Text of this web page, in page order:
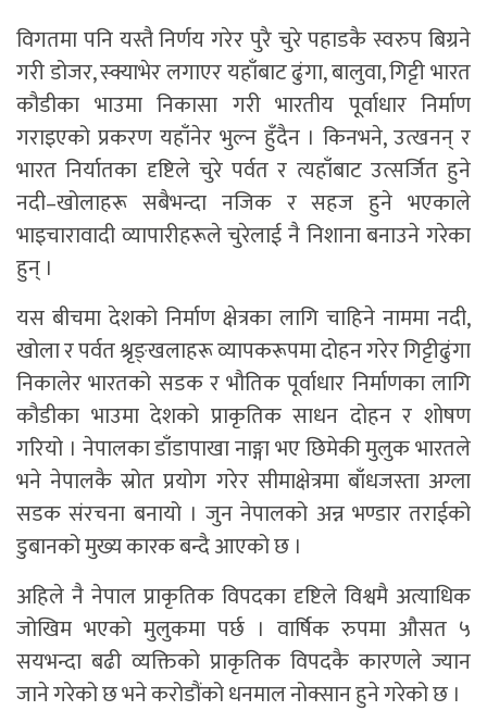
विगतमा पनि यस्तै निर्णय गरेर पुरै चुरे पहाडकै स्वरुप बिग्रने
गरी डोजर, स्क्याभेर लगाएर यहाँबाट ढुंगा, बालुवा, गिट्टी भारत
कौडीका भाउमा निकासा गरी भारतीय पूर्वाधार निर्माण
गराइएको प्रकरण यहाँनेर भुल्न हुँदैन । किनभने, उत्खनन् र
भारत निर्यातका दृष्टिले चुरे पर्वत र त्यहाँबाट उत्सर्जित हुने
नदी–खोलाहरू सबैभन्दा नजिक र सहज हुने भएकाले
भाइचारावादी व्यापारीहरूले चुरेलाई नै निशाना बनाउने गरेका
हुन् ।
यस बीचमा देशको निर्माण क्षेत्रका लागि चाहिने नाममा नदी,
खोला र पर्वत श्रृङ्खलाहरू व्यापकरूपमा दोहन गरेर गिट्टीढुंगा
निकालेर भारतको सडक र भौतिक पूर्वाधार निर्माणका लागि
कौडीका भाउमा देशको प्राकृतिक साधन दोहन र शोषण
गरियो । नेपालका डाँडापाखा नाङ्गा भए छिमेकी मुलुक भारतले
भने नेपालकै स्रोत प्रयोग गरेर सीमाक्षेत्रमा बाँधजस्ता अग्ला
सडक संरचना बनायो । जुन नेपालको अन्न भण्डार तराईको
डुबानको मुख्य कारक बन्दै आएको छ ।
अहिले नै नेपाल प्राकृतिक विपदका दृष्टिले विश्वमै अत्याधिक
जोखिम भएको मुलुकमा पर्छ । वार्षिक रुपमा औसत ५
सयभन्दा बढी व्यक्तिको प्राकृतिक विपदकै कारणले ज्यान
जाने गरेको छ भने करोडौंको धनमाल नोक्सान हुने गरेको छ ।